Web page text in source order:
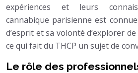
expériences et leurs
cannabique parisienne est
d’esprit et sa volonté d’explorer
ce qui fait du THCP un sujet de
Le rôle des